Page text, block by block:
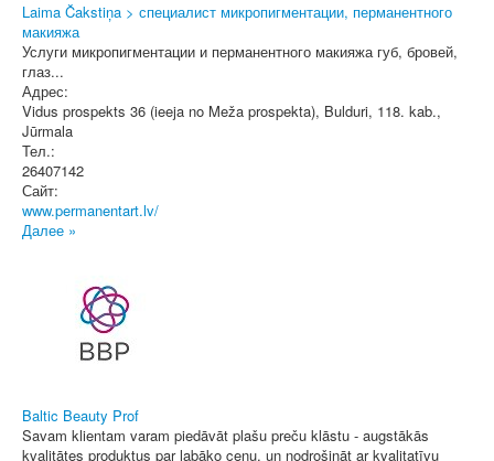
Laima Čakstiņa > специалист микропигментации, перманентного
макияжа
Услуги микропигментации и перманентного макияжа губ, бровей,
глаз...
Адрес:
Vidus prospekts 36 (ieeja no Meža prospekta), Bulduri, 118. kab.,
Jūrmala
Тел.:
26407142
Сайт:
www.permanentart.lv/
Далее »
Baltic Beauty Prof
Savam klientam varam piedāvāt plašu preču klāstu - augstākās
kvalitātes produktus par labāko cenu, un nodrošināt ar kvalitatīvu